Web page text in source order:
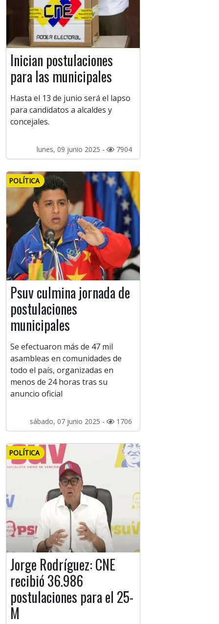
Inician postulaciones
para las municipales
Hasta el 13 de junio será el lapso
para candidatos a alcaldes y
concejales.
lunes, 09 junio 2025 - 7904
POLÍTICA
Psuv culmina jornada de
postulaciones
municipales
Se efectuaron más de 47 mil
asambleas en comunidades de
todo el país, organizadas en
menos de 24 horas tras su
anuncio oficial
sábado, 07 junio 2025 - 1706
POLÍTICA
Jorge Rodríguez: CNE
recibió 36.986
postulaciones para el 25-
M